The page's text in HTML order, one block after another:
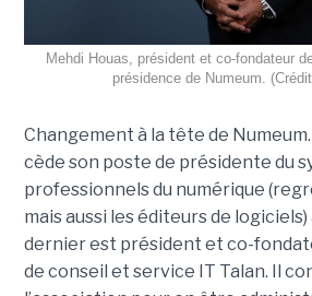
Mehdi Houas, président et co-fondateur
présidence de Numeum.
Changement à la tête de
cède son poste de présidente du
professionnels du numérique
mais aussi les éditeurs de logiciels)
dernier est président et co-
de conseil et service IT Talan. Il